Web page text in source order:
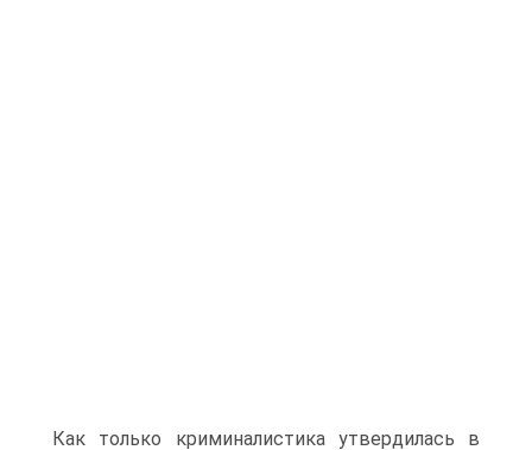
Как только криминалистика утвердилась в